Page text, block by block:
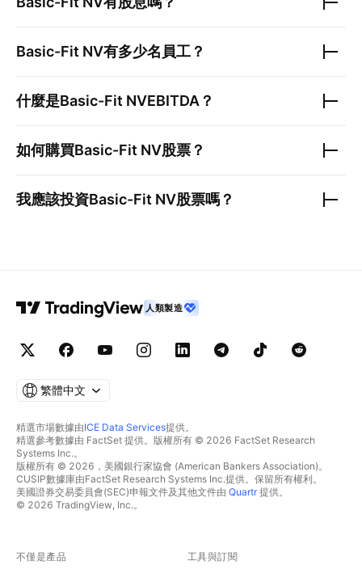
Basic-Fit NV有多少名員工？
什麼是Basic-Fit NVEBITDA？
如何購買Basic-Fit NV股票？
我應該投資Basic-Fit NV股票嗎？
人類製造
繁體中文
精選市場數據由ICE Data Services提供。
精選參考數據由 FactSet 提供。版權所有 © 2026 FactSet Research
Systems Inc.。
版權所有 © 2026，美國銀行家協會 (American Bankers Association)。
CUSIP數據庫由FactSet Research Systems Inc.提供。保留所有權利。
美國證券交易委員會(SEC)申報文件及其他文件由 Quartr提供。
© 2026 TradingView, Inc.。
不僅是產品 工具與訂閱